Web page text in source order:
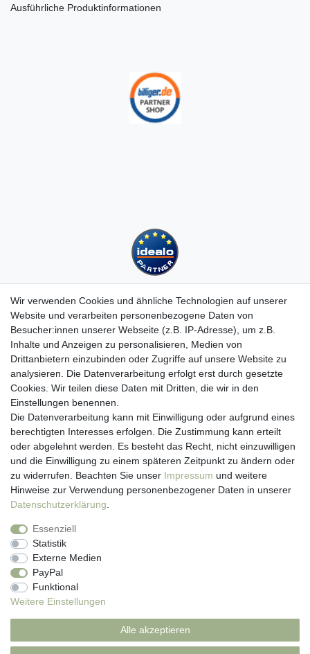
Ausführliche Produktinformationen
Kundenservice
Hotline: 07452 - 847 162 0
Kontakt
Anmelden
Registrieren
Newsletter
Versand & Lieferung
Zahlungsarten
viasalutis
Mehr zu viasalutis
Beratungscenter Haut
News
Beliebte Produkte (Top 20)
Wir verwenden Cookies und ähnliche Technologien auf unserer
Website und verarbeiten personenbezogene Daten von
Besucher:innen unserer Webseite (z.B. IP-Adresse), um z.B.
Inhalte und Anzeigen zu personalisieren, Medien von
Drittanbietern einzubinden oder Zugriffe auf unsere Website zu
analysieren. Die Datenverarbeitung erfolgt erst durch gesetzte
Cookies. Wir teilen diese Daten mit Dritten, die wir in den
Einstellungen benennen.
Die Datenverarbeitung kann mit Einwilligung oder aufgrund eines
berechtigten Interesses erfolgen. Die Zustimmung kann erteilt
oder abgelehnt werden. Es besteht das Recht, nicht einzuwilligen
und die Einwilligung zu einem späteren Zeitpunkt zu ändern oder
zu widerrufen. Beachten Sie unser Impressum und weitere
Hinweise zur Verwendung personenbezogener Daten in unserer
Daten­schutz­erklärung
Essenziell
Statistik
Externe Medien
PayPal
Funktional
Weitere Einstellungen
Alle akzeptieren
Impressum
Widerrufs­recht Kontakt